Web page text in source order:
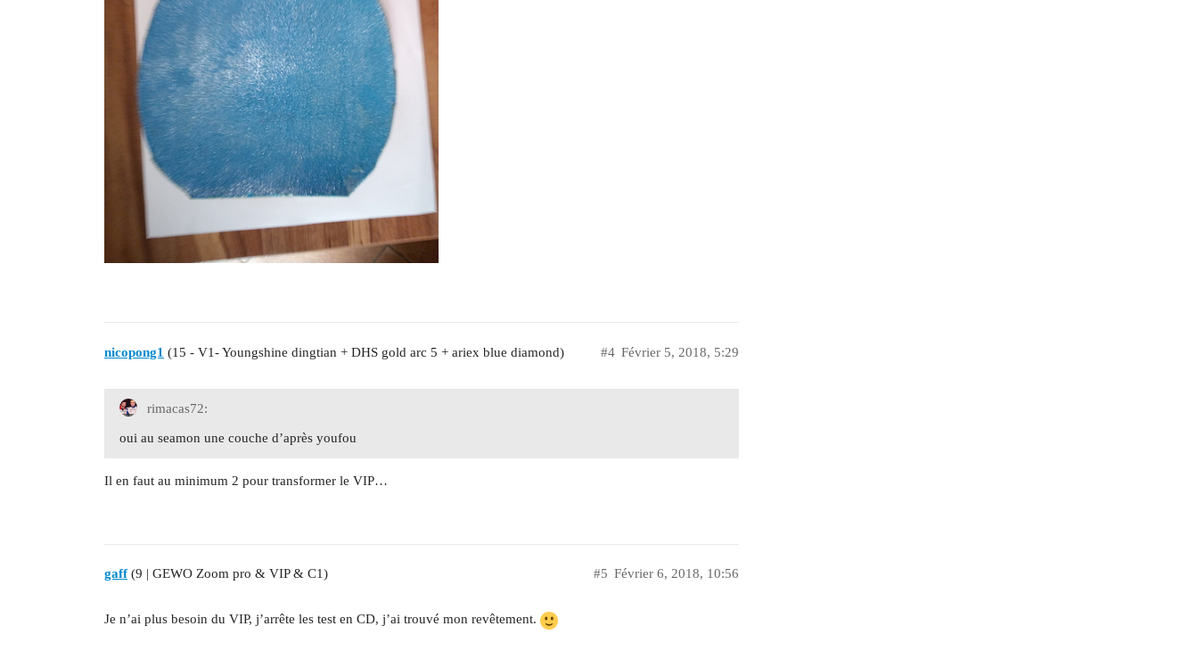
nicopong1 (15 - V1- Youngshine dingtian + DHS gold arc 5 + ariex blue diamond) Février 5, 2018, 5:29
#4
rimacas72:
oui au seamon une couche d’après youfou
Il en faut au minimum 2 pour transformer le VIP…
gaff(9 | GEWO Zoom pro & VIP & C1) Février 6, 2018, 10:56
#5
Je n’ai plus besoin du VIP, j’arrête les test en CD, j’ai trouvé mon revêtement.